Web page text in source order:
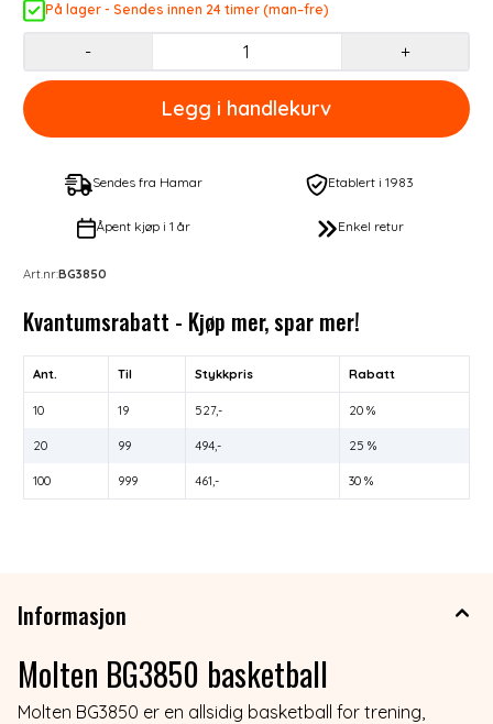
På lager - Sendes innen 24 timer (man–fre)
- +
Sendes fra Hamar Etablert i 1983
Åpent kjøp i 1 år Enkel retur
Art.nr:BG3850
Kvantumsrabatt - Kjøp mer, spar mer!
Ant. Til Stykkpris Rabatt
10 19 527,- 20 %
20 99 494,- 25 %
100 999 461,- 30 %
Informasjon
Molten BG3850 basketball
Molten BG3850 er en allsidig basketball for trening,